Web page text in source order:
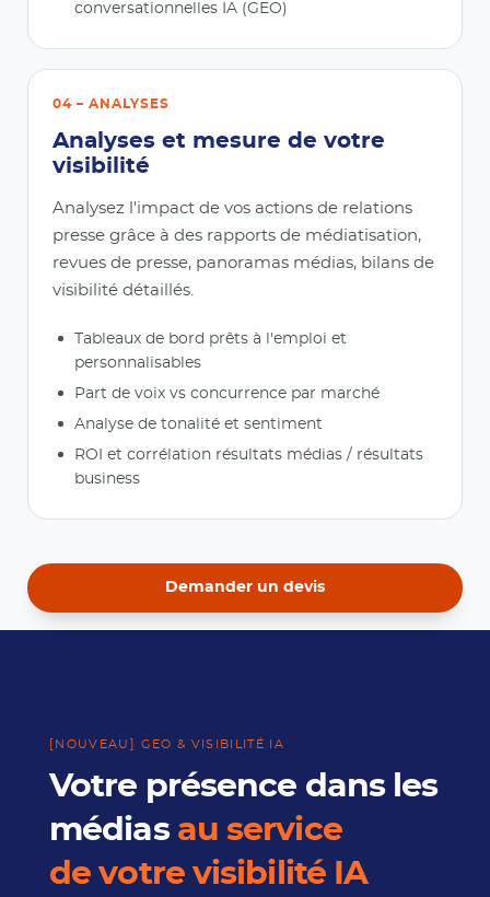
conversationnelles IA (GEO)
04 – ANALYSES
Analyses et mesure de votre
visibilité
Analysez l'impact de vos actions de relations
presse grâce à des rapports de médiatisation,
revues de presse, panoramas médias, bilans de
visibilité détaillés.
Tableaux de bord prêts à l'emploi et
personnalisables
Part de voix vs concurrence par marché
Analyse de tonalité et sentiment
ROI et corrélation résultats médias / résultats
business
Demander un devis
[NOUVEAU] GEO & VISIBILITÉ IA
Votre présence dans les
médias au service
de votre visibilité IA